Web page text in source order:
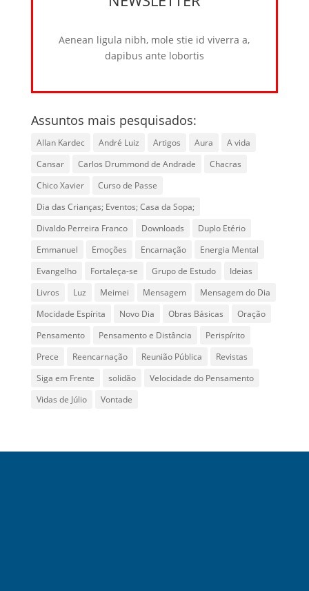
Aenean ligula nibh, mole stie id viverra a,
dapibus ante lobortis
Assuntos mais pesquisados:
Allan Kardec André Luiz Artigos Aura
A vida
Cansar
Carlos Drummond de Andrade
Chacras
Chico Xavier
Curso de Passe
Dia das Crianças; Eventos; Casa da Sopa;
Divaldo Perreira Franco
Downloads
Duplo Etério
Emmanuel
Emoções Encarnação
Energia Mental
Evangelho
Fortaleça-se Grupo de Estudo
Ideias
Livros
Luz Meimei Mensagem
Mensagem do Dia
Mocidade Espírita
Novo Dia Obras Básicas
Oração
Pensamento
Pensamento e Distância
Perispírito
Prece
Reencarnação Reunião Pública
Revistas
Siga em Frente
solidão
Velocidade do Pensamento
Vidas de Júlio
Vontade